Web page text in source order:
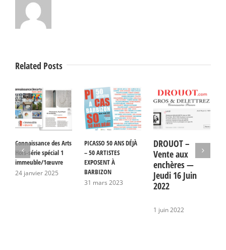
Related Posts
Connaissance des Arts
Hors-série spécial 1
immeuble/1œuvre
24 janvier 2025
PICASSO 50 ANS DÉJÀ
– 50 ARTISTES
EXPOSENT À
BARBIZON
31 mars 2023
DROUOT –
Vente aux
enchères —
Jeudi 16 Juin
2022
1 juin 2022